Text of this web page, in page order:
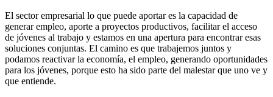
El sector empresarial lo que puede aportar es la capacidad de
generar empleo, aporte a proyectos productivos, facilitar el acceso
de jóvenes al trabajo y estamos en una apertura para encontrar esas
soluciones conjuntas. El camino es que trabajemos juntos y
podamos reactivar la economía, el empleo, generando oportunidades
para los jóvenes, porque esto ha sido parte del malestar que uno ve y
que entiende.